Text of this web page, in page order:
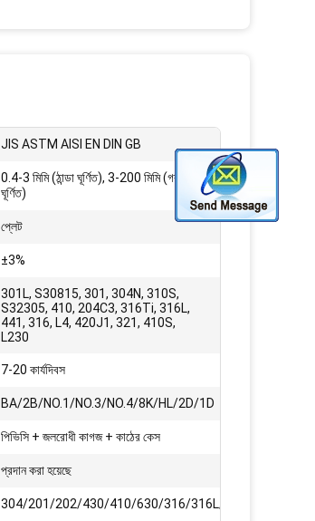
JIS ASTM AISI EN DIN GB
0.4-3 মিমি (ঠান্ডা ঘূর্ণিত), 3-200 মিমি (গরম
ঘূর্ণিত)
প্লেট
±3%
301L, S30815, 301, 304N, 310S,
S32305, 410, 204C3, 316Ti, 316L,
441, 316, L4, 420J1, 321, 410S,
L230
7-20 কার্যদিবস
BA/2B/NO.1/NO.3/NO.4/8K/HL/2D/1D
পিভিসি + জলরোধী কাগজ + কাঠের কেস
প্রদান করা হয়েছে
304/201/202/430/410/630/316/316L/304